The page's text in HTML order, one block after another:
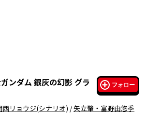
ンダム 銀灰の幻影 グラ
フォロー
西リョウジ(シナリオ) /矢立肇・富野由悠季